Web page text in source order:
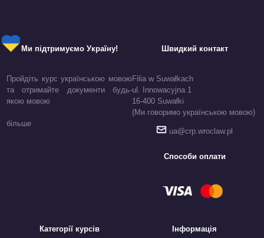
Ми підтримуємо Україну!
Пройдіть курс українською мовою
та отримайте документи будь-
якою мовою
більше
Категорії курсів Інформація
Швидкий контакт
Filia w Suwałkach
ul. Innowacyjna 1
16-400 Suwałki
(Ми говоримо українською мовою)
ua@crp.wroclaw.pl
Способи оплати